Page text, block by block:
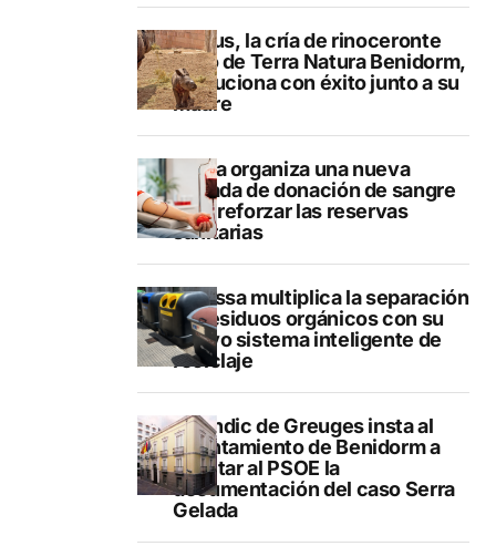
Brutus, la cría de rinoceronte
indio de Terra Natura Benidorm,
evoluciona con éxito junto a su
madre
Dénia organiza una nueva
jornada de donación de sangre
para reforzar las reservas
sanitarias
Benissa multiplica la separación
de residuos orgánicos con su
nuevo sistema inteligente de
reciclaje
El Síndic de Greuges insta al
Ayuntamiento de Benidorm a
facilitar al PSOE la
documentación del caso Serra
Gelada